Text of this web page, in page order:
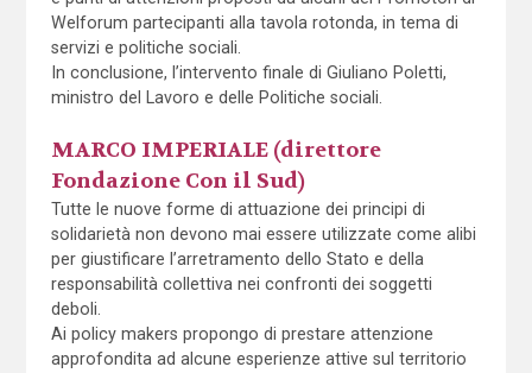
Welforum partecipanti alla tavola rotonda, in tema di
servizi e politiche sociali.
In conclusione, l’intervento finale di Giuliano Poletti,
ministro del Lavoro e delle Politiche sociali.
MARCO IMPERIALE (direttore
Fondazione Con il Sud)
Tutte le nuove forme di attuazione dei principi di
solidarietà non devono mai essere utilizzate come alibi
per giustificare l’arretramento dello Stato e della
responsabilità collettiva nei confronti dei soggetti
deboli.
Ai policy makers propongo di prestare attenzione
approfondita ad alcune esperienze attive sul territorio